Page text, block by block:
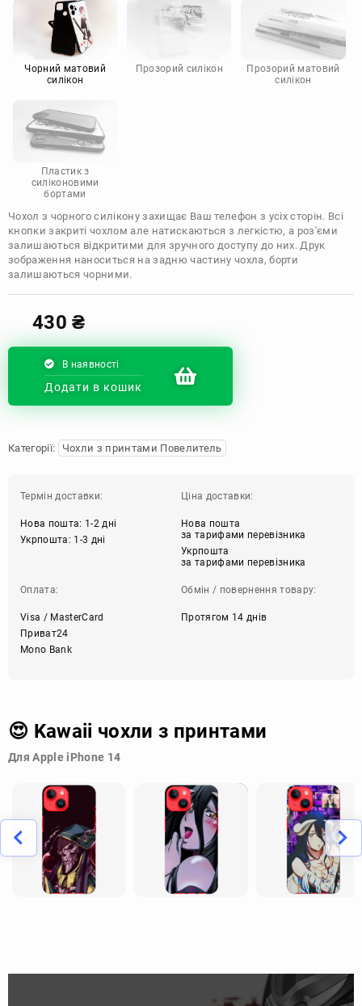
Motorola
Чорний матовий
силікон
Прозорий силікон
Прозорий матовий
силікон
Пластик з
силіконовими
бортами
Чохол з чорного силікону захищає Ваш телефон з усіх сторін. Всі
кнопки закриті чохлом але натискаються з легкістю, а роз'єми
залишаються відкритими для зручного доступу до них. Друк
зображення наноситься на задню частину чохла, борти
залишаються чорними.
430₴
В наявності
Додати в кошик
Категорії: Чохли з принтами Повелитель
Термін доставки:
Нова пошта: 1-2 дні
Укрпошта: 1-3 дні
Ціна доставки:
Нова пошта
за тарифами перевізника
Укрпошта
за тарифами перевізника
Оплата:
Visa / MasterCard
Приват24
Mono Bank
Обмін / повернення товару:
Протягом 14 днів
😍 Kawaii чохли з принтами
Для Apple iPhone 14